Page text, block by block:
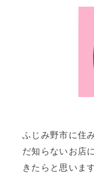
ふじみ野市に住
だ知らないお店
きたらと思います